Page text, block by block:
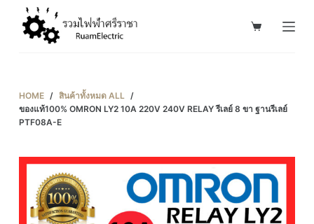
o
c
HOME / สินค้าทั้งหมด ALL /
ของแท้100% OMRON LY2 10A 220V 240V RELAY รีเลย์ 8 ขา ฐานรีเลย์
PTF08A-E